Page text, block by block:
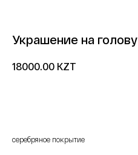
Украшение на голову
18000.00 KZT
серебряное покрытие